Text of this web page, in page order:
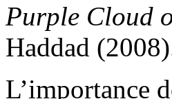
Purple Cloud
Haddad
L’importance